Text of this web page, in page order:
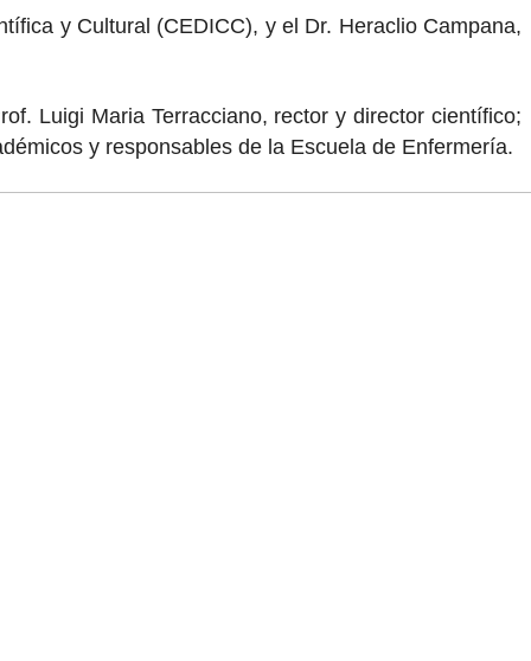
y Cultural (CEDICC), y el Dr. Heraclio Campana,
Luigi Maria Terracciano, rector y director científico;
y responsables de la Escuela de Enfermería.